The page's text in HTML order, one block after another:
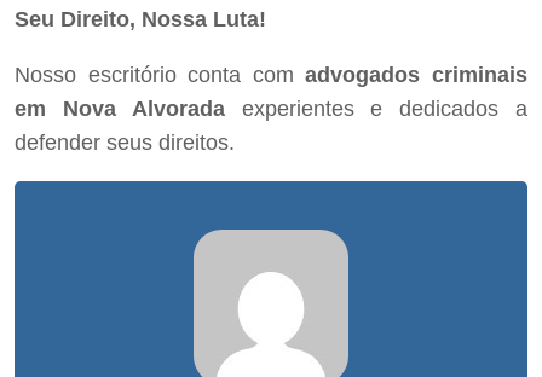
Seu Direito, Nossa Luta!
Nosso escritório conta comadvogados criminais
em Nova Alvoradaexperientes e dedicados a
defender seus direitos.